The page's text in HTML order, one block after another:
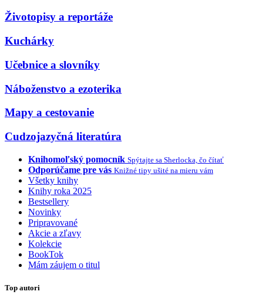
Životopisy a reportáže
Kuchárky
Učebnice a slovníky
Náboženstvo a ezoterika
Mapy a cestovanie
Cudzojazyčná literatúra
Knihomoľský pomocník Spýtajte sa Sherlocka, čo čítať
Odporúčame pre vás Knižné tipy ušité na mieru vám
Všetky knihy
Knihy roka 2025
Bestsellery
Novinky
Pripravované
Akcie a zľavy
Kolekcie
BookTok
Mám záujem o titul
Top autori